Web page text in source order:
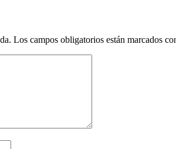
Los campos obligatorios están marcados